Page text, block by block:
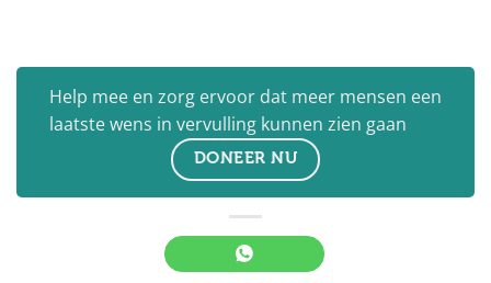
Help mee en zorg ervoor dat meer mensen een
laatste wens in vervulling kunnen zien gaan
DONEER NU